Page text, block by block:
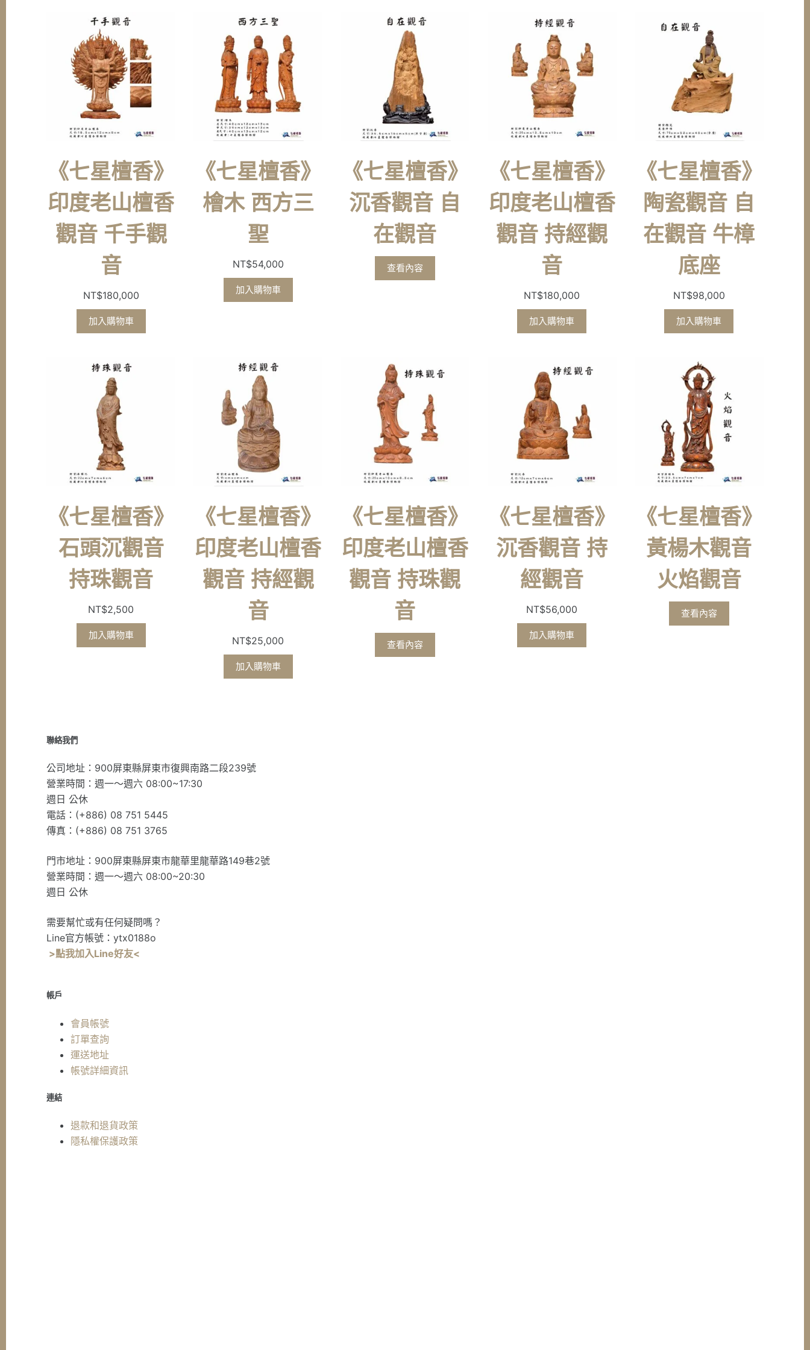
《七星檀香》
印度老山檀香
觀音 千手觀
音
NT$180,000
加入購物車
《七星檀香》
檜木 西方三
聖
NT$54,000
加入購物車
《七星檀香》
沉香觀音 自
在觀音
查看內容
《七星檀香》
印度老山檀香
觀音 持經觀
音
NT$180,000
加入購物車
《七星檀香》
陶瓷觀音 自
在觀音 牛樟
底座
NT$98,000
加入購物車
《七星檀香》
石頭沉觀音
持珠觀音
NT$2,500
加入購物車
《七星檀香》
印度老山檀香
觀音 持經觀
音
NT$25,000
加入購物車
《七星檀香》
印度老山檀香
觀音 持珠觀
音
查看內容
《七星檀香》
沉香觀音 持
經觀音
NT$56,000
加入購物車
《七星檀香》
黃楊木觀音
火焰觀音
查看內容
聯絡我們
公司地址：900屏東縣屏東市復興南路二段239號
營業時間：週一～週六 08:00~17:30
週日 公休
電話：(+886) 08 751 5445
傳真：(+886) 08 751 3765
門市地址：900屏東縣屏東市龍華里龍華路149巷2號
營業時間：週一～週六 08:00~20:30
週日 公休
需要幫忙或有任何疑問嗎？
Line官方帳號：ytx0188o
>點我加入Line好友<
帳戶
會員帳號
訂單查詢
運送地址
帳號詳細資訊
連結
退款和退貨政策
隱私權保護政策